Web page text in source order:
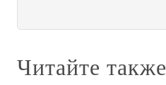
Читайте также